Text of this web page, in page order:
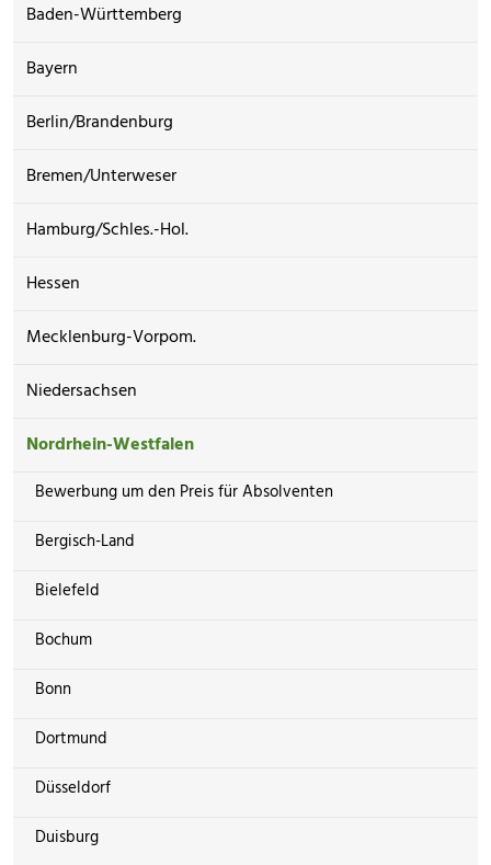
Baden-Württemberg
Bayern
Berlin/Brandenburg
Bremen/Unterweser
Hamburg/Schles.-Hol.
Hessen
Mecklenburg-Vorpom.
Niedersachsen
Nordrhein-Westfalen
Bewerbung um den Preis für Absolventen
Bergisch-Land
Bielefeld
Bochum
Bonn
Dortmund
Düsseldorf
Duisburg